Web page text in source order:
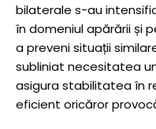
bilaterale s-au
în domeniul apărării și
a preveni situații
subliniat necesitatea
asigura stabilitatea în
eficient oricăror